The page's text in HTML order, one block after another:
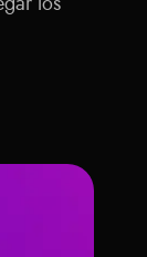
los